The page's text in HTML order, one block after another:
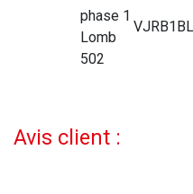
phase 1
Lomb
502
Avis client :